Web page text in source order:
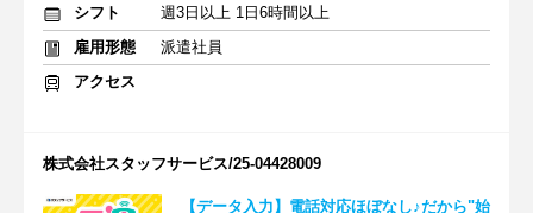
シフト
週3日以上 1日6時間以上
雇用形態
派遣社員
アクセス
株式会社スタッフサービス/25-04428009
【データ入力】電話対応ほぼなし♪だから"始